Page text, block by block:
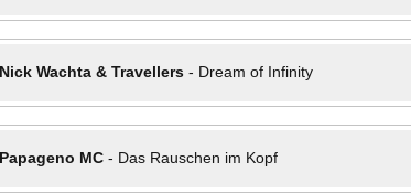
Nick Wachta & Travellers- Dream of Infinity
Papageno MC- Das Rauschen im Kopf